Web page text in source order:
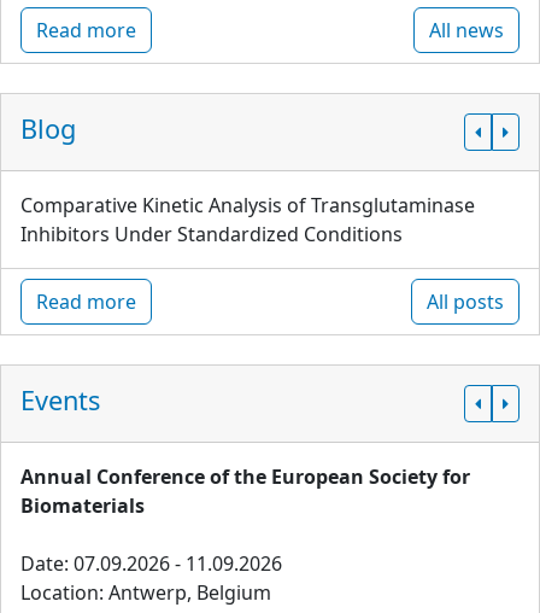
Read more All news
Blog
Comparative Kinetic Analysis of Transglutaminase
Inhibitors Under Standardized Conditions
Read more All posts
Events
Annual Conference of the European Society for
Biomaterials
Date: 07.09.2026 - 11.09.2026
Location: Antwerp, Belgium